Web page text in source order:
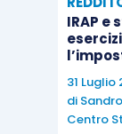
IRAP e
31 Luglio
di
Centro